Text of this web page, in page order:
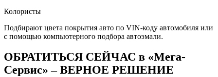
Колористы
Подбирают цвета покрытия авто по VIN-коду автомобиля или
с помощью компьютерного подбора автоэмали.
ОБРАТИТЬСЯ СЕЙЧАС в «Мега-
Сервис» – ВЕРНОЕ РЕШЕНИЕ